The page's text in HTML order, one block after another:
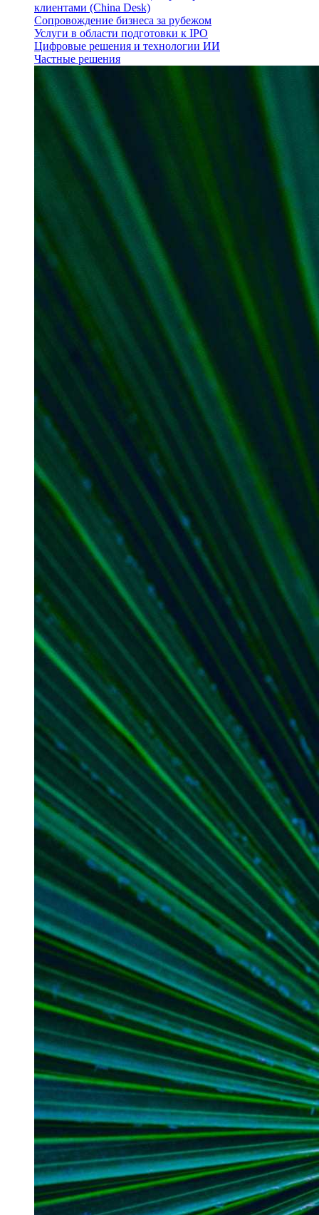
клиентами (China Desk)
Сопровождение бизнеса за рубежом
Услуги в области подготовки к IPO
Цифровые решения и технологии ИИ
Частные решения